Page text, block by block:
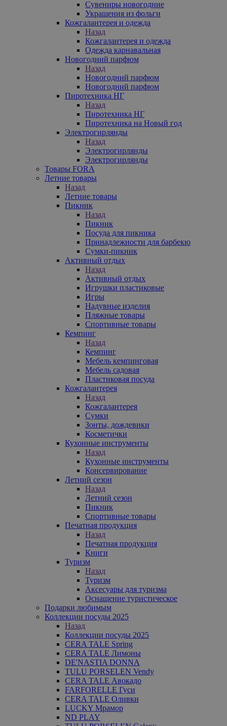
Сувениры новогодние
Украшения из фольги
Кожгалантерея и одежда
Назад
Кожгалантерея и одежда
Одежда карнавальная
Новогодний парфюм
Назад
Новогодний парфюм
Новогодний парфюм
Пиротехника НГ
Назад
Пиротехника НГ
Пиротехника на Новый год
Электрогирлянды
Назад
Электрогирлянды
Электрогирлянды
Товары FORA
Летние товары
Назад
Летние товары
Пикник
Назад
Пикник
Посуда для пикника
Принадлежности для барбекю
Сумки-пикник
Активный отдых
Назад
Активный отдых
Игрушки пластиковые
Игры
Надувные изделия
Пляжные товары
Спортивные товары
Кемпинг
Назад
Кемпинг
Мебель кемпинговая
Мебель садовая
Пластиковая посуда
Кожгалантерея
Назад
Кожгалантерея
Сумки
Зонты, дождевики
Косметички
Кухонные инструменты
Назад
Кухонные инструменты
Консервирование
Летний сезон
Назад
Летний сезон
Пикник
Спортивные товары
Печатная продукция
Назад
Печатная продукция
Книги
Туризм
Назад
Туризм
Аксесуары для туризма
Оснащение туристическое
Подарки любимым
Коллекции посуды 2025
Назад
Коллекции посуды 2025
CERA TALE Spring
CERA TALE Лимоны
DE'NASTIA DONNA
TULU PORSELEN Vendy
CERA TALE Авокадо
FARFORELLE Гуси
CERA TALE Оливки
LUCKY Мрамор
ND PLAY